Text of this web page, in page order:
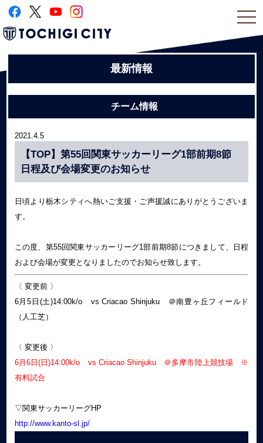
最新情報
チーム情報
2021.4.5
【TOP】第55回関東サッカーリーグ1部前期8節
日程及び会場変更のお知らせ
日頃より栃木シティへ熱いご支援・ご声援誠にありがとうございま
す。
この度、第55回関東サッカーリーグ1部前期8節につきまして、日程
および会場が変更となりましたのでお知らせ致します。
〈 変更前 〉
6月5日(土)14:00k/o vs Criacao Shinjuku ＠南豊ヶ丘フィールド
（人工芝）
〈 変更後 〉
6月6日(日)14:00k/o vs Criacao Shinjuku ＠多摩市陸上競技場 ※
有料試合
▽関東サッカーリーグHP
http://www.kanto-sl.jp/